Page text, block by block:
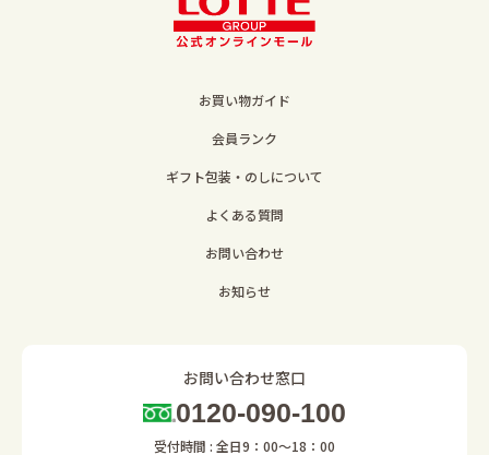
お買い物ガイド
会員ランク
ギフト包装・のしについて
よくある質問
お問い合わせ
お知らせ
お問い合わせ窓口
0120-090-100
受付時間 : 全日9：00～18：00